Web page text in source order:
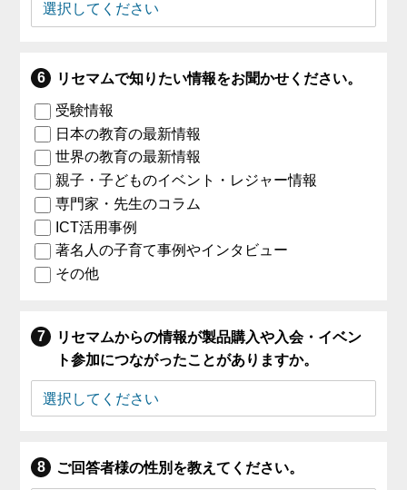
リセマムで知りたい情報をお聞かせください。
受験情報
日本の教育の最新情報
世界の教育の最新情報
親子・子どものイベント・レジャー情報
専門家・先生のコラム
ICT活用事例
著名人の子育て事例やインタビュー
その他
リセマムからの情報が製品購入や入会・イベン
ト参加につながったことがありますか。
ご回答者様の性別を教えてください。